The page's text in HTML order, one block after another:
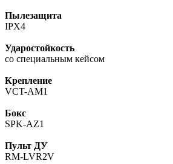
Пылезащита
IPX4
Ударостойкость
со специальным кейсом
Крепление
VCT-AM1
Бокс
SPK-AZ1
Пульт ДУ
RM-LVR2V